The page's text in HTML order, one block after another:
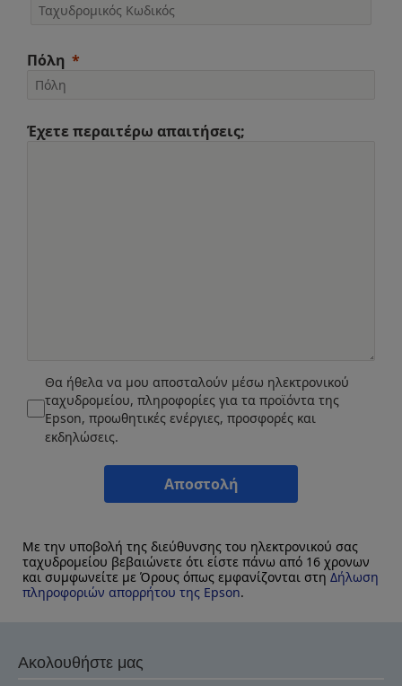
Πόλη
Έχετε περαιτέρω απαιτήσεις;
Θα ήθελα να μου αποσταλούν μέσω ηλεκτρονικού
ταχυδρομείου, πληροφορίες για τα προϊόντα της
Epson, προωθητικές ενέργιες, προσφορές και
εκδηλώσεις.
Αποστολή
Με την υποβολή της διεύθυνσης του ηλεκτρονικού σας
ταχυδρομείου βεβαιώνετε ότι είστε πάνω από 16 χρονων
και συμφωνείτε με Όρους όπως εμφανίζονται στη Δήλωση
πληροφοριών απορρήτου της Epson.
Ακολουθήστε μας